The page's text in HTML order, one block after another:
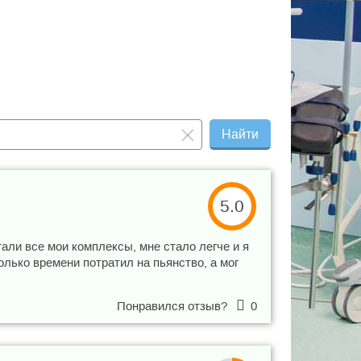
Найти
5.0
все мои комплексы, мне стало легче и я
времени потратил на пьянство, а мог
Понравился отзыв? 0